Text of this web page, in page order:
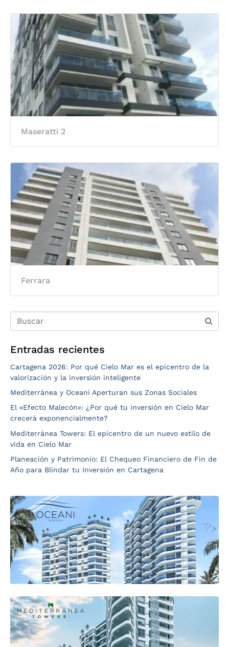
Maseratti 2
Ferrara
Entradas recientes
Cartagena 2026: Por qué Cielo Mar es el epicentro de la
valorización y la inversión inteligente
Mediterránea y Oceani Aperturan sus Zonas Sociales
El «Efecto Malecón»: ¿Por qué tu inversión en Cielo Mar
crecerá exponencialmente?
Mediterránea Towers: El epicentro de un nuevo estilo de
vida en Cielo Mar
Planeación y Patrimonio: El Chequeo Financiero de Fin de
Año para Blindar tu Inversión en Cartagena